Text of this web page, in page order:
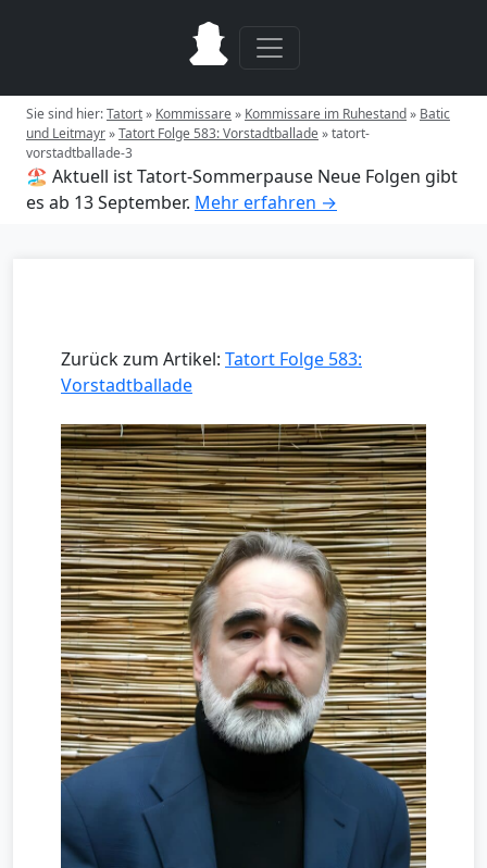
Sie sind hier:Tatort» Kommissare» Kommissare im Ruhestand» Batic
und Leitmayr»Tatort Folge 583: Vorstadtballade»tatort-
vorstadtballade-3
🏖️ Aktuell ist Tatort-Sommerpause Neue Folgen gibt
es ab 13 September. Mehr erfahren →
Zurück zum Artikel: Tatort Folge 583:
Vorstadtballade